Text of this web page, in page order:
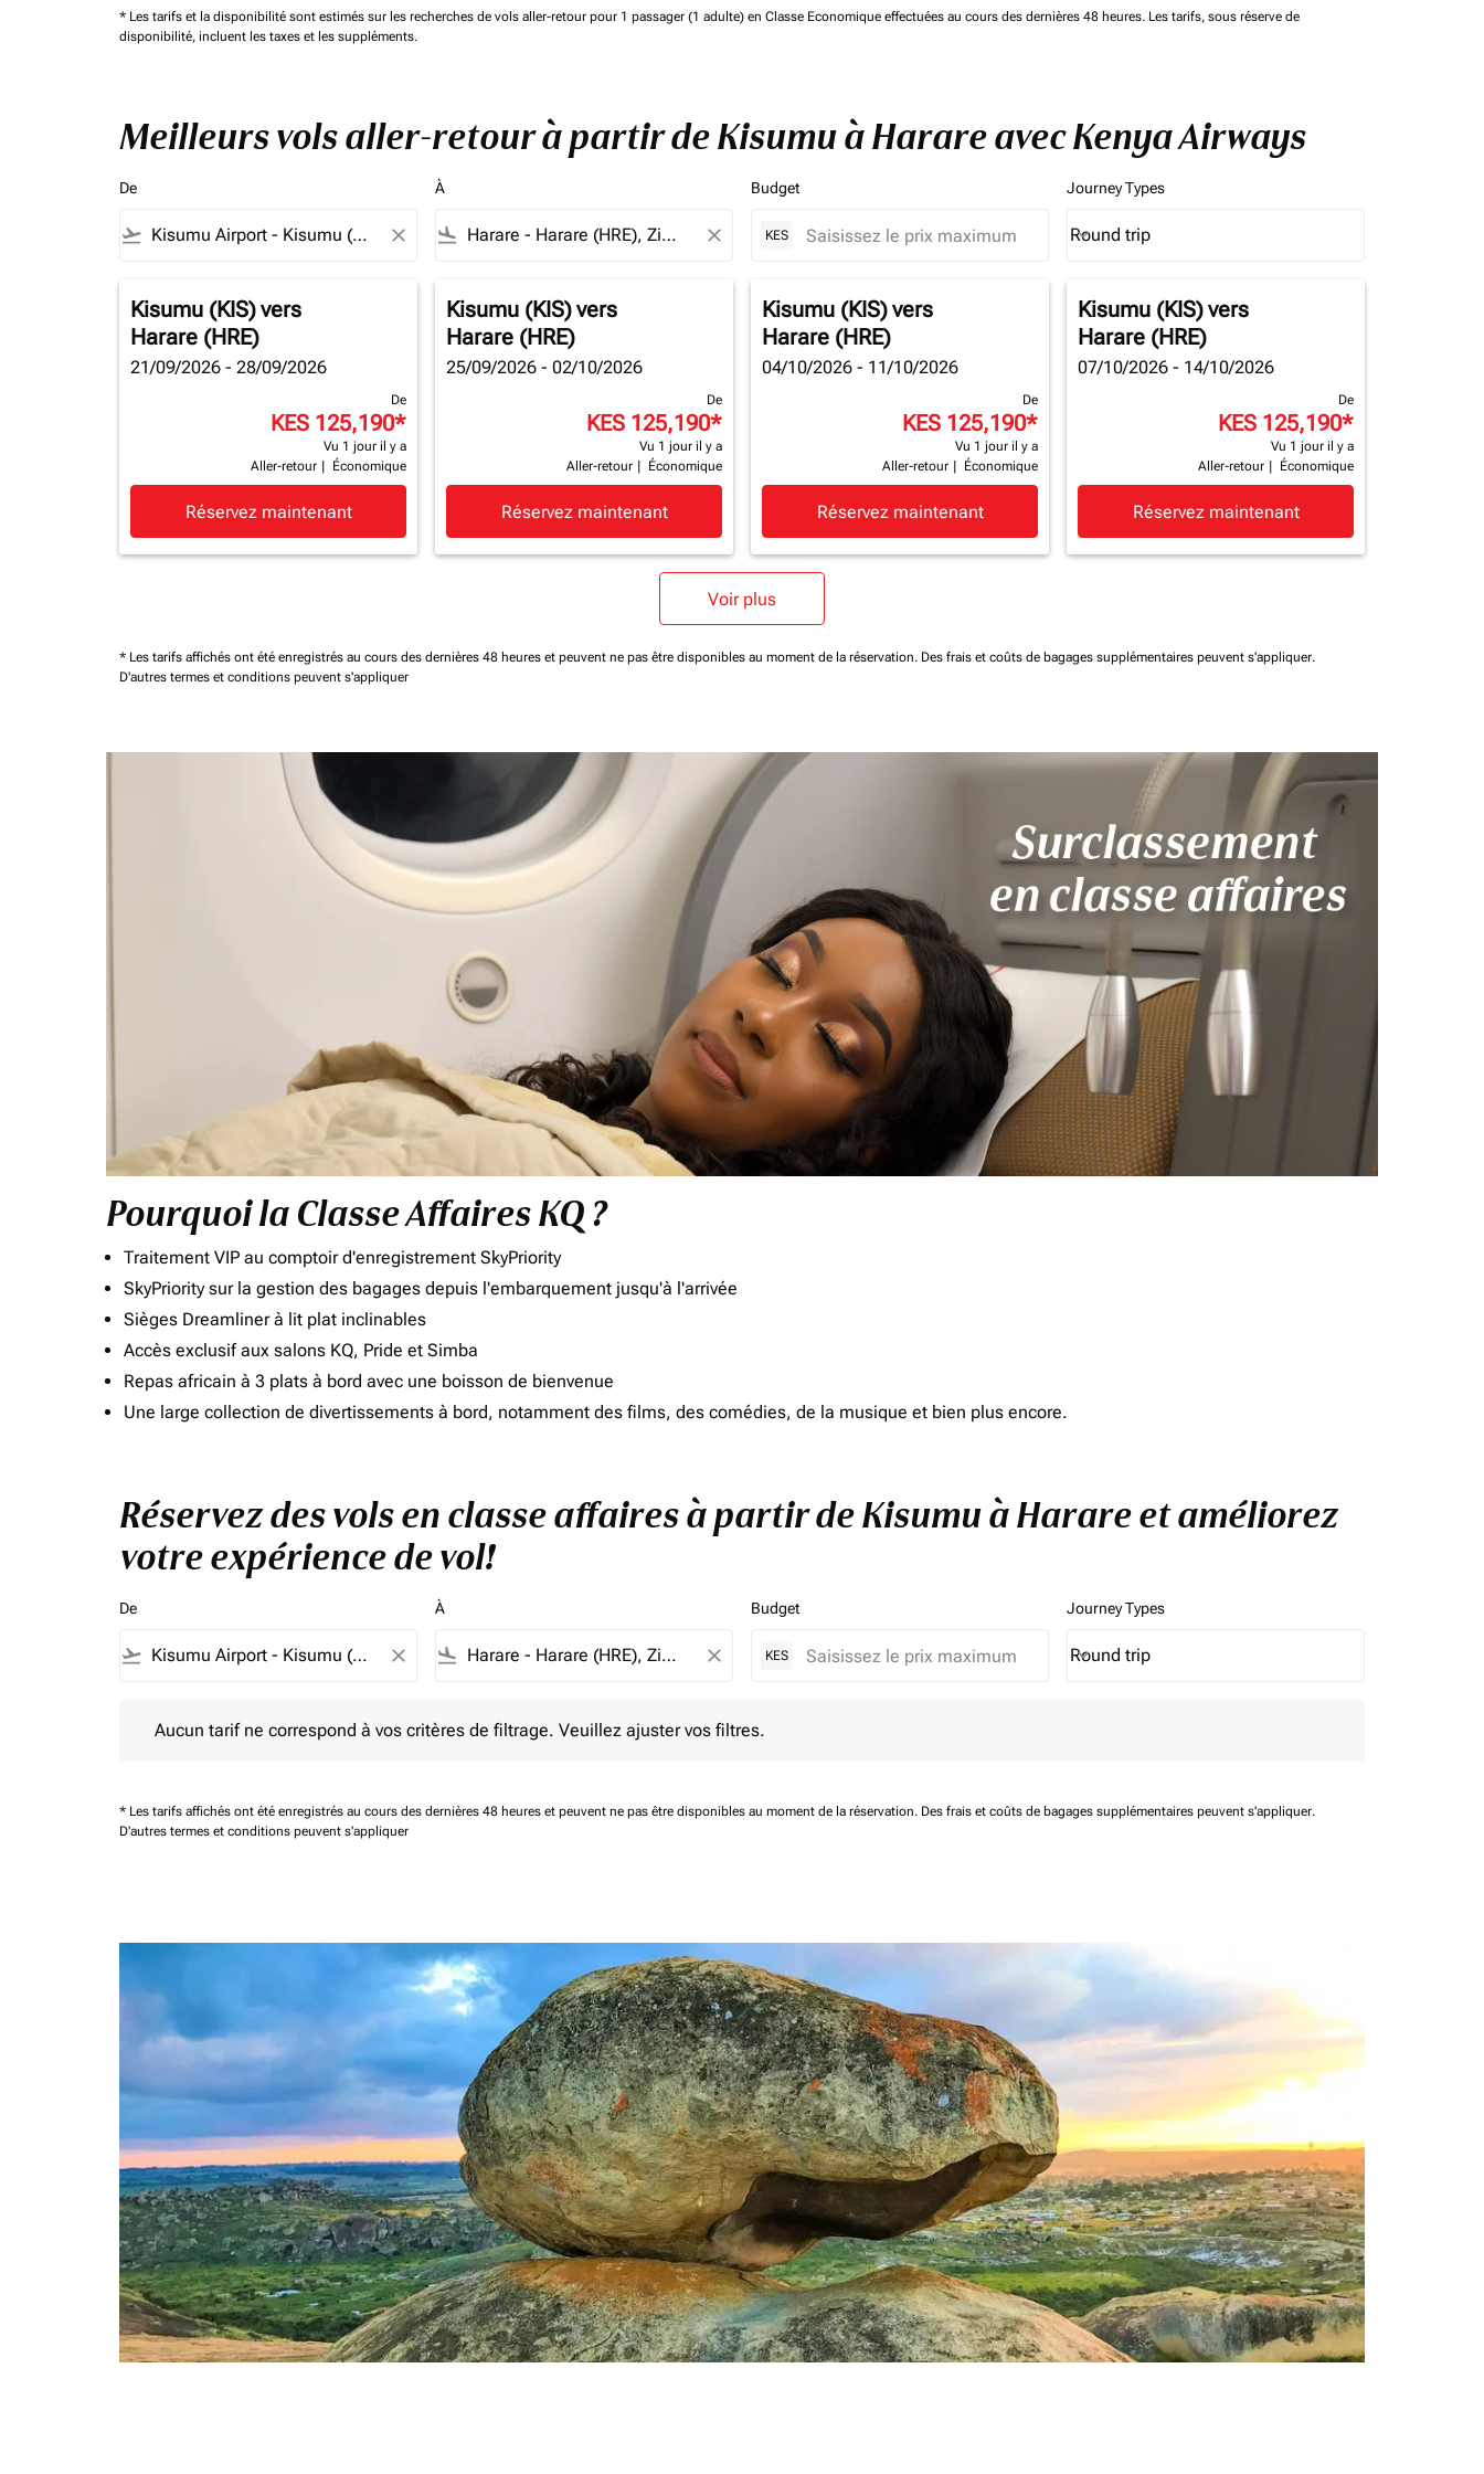
* Les tarifs et la disponibilité sont estimés sur les recherches de vols aller-retour pour 1 passager (1 adulte) en Classe Economique effectuées au cours des dernières 48 heures. Les tarifs, sous réserve de
disponibilité, incluent les taxes et les suppléments.
Meilleurs vols aller-retour à partir de Kisumu à Harare avec Kenya Airways
De
flight_takeoff close
À
flight_land close
Budget
KES
Journey Types
Journey Types option Round trip Selected
Round trip
keyboard_arrow_down
Kisumu (KIS)vers
Harare (HRE)
21/09/2026 - 28/09/2026
De
KES 125,190*
Vu 1 jour il y a
Aller-retour
Économique
Réservez maintenant
Kisumu (KIS)vers
Harare (HRE)
25/09/2026 - 02/10/2026
De
KES 125,190*
Vu 1 jour il y a
Aller-retour
Économique
Réservez maintenant
Kisumu (KIS)vers
Harare (HRE)
04/10/2026 - 11/10/2026
De
KES 125,190*
Vu 1 jour il y a
Aller-retour
Économique
Réservez maintenant
Kisumu (KIS)vers
Harare (HRE)
07/10/2026 - 14/10/2026
De
KES 125,190*
Vu 1 jour il y a
Aller-retour
Économique
Réservez maintenant
Voir plus
* Les tarifs affichés ont été enregistrés au cours des dernières 48 heures et peuvent ne pas être disponibles au moment de la réservation. Des frais et coûts de bagages supplémentaires peuvent s'appliquer.
D'autres termes et conditions peuvent s'appliquer
Pourquoi la Classe Affaires KQ ?
Traitement VIP au comptoir d'enregistrement SkyPriority
SkyPriority sur la gestion des bagages depuis l'embarquement jusqu'à l'arrivée
Sièges Dreamliner à lit plat inclinables
Accès exclusif aux salons KQ, Pride et Simba
Repas africain à 3 plats à bord avec une boisson de bienvenue
Une large collection de divertissements à bord, notamment des films, des comédies, de la musique et bien plus encore.
Réservez des vols en classe affaires à partir de Kisumu à Harare et améliorez
votre expérience de vol!
De
flight_takeoff close
À
flight_land close
Budget
KES
Journey Types
Journey Types option Round trip Selected
Round trip
keyboard_arrow_down
Aucun tarif ne correspond à vos critères de filtrage. Veuillez ajuster vos filtres.
* Les tarifs affichés ont été enregistrés au cours des dernières 48 heures et peuvent ne pas être disponibles au moment de la réservation. Des frais et coûts de bagages supplémentaires peuvent s'appliquer.
D'autres termes et conditions peuvent s'appliquer